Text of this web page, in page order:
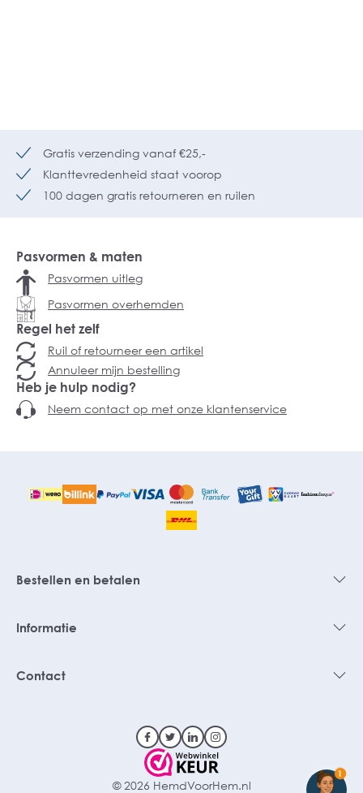
Gratis verzending vanaf €25,-
Klanttevredenheid staat voorop
100 dagen gratis retourneren en ruilen
Pasvormen & maten
Pasvormen uitleg
Pasvormen overhemden
Regel het zelf
Ruil of retourneer een artikel
Annuleer mijn bestelling
Heb je hulp nodig?
Neem contact op met onze klantenservice
Bestellen en betalen
Informatie
Contact
© 2026 HemdVoorHem.nl
1